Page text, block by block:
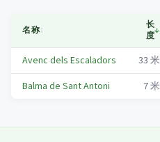
名称↕
长
度↓
Avenc dels Escaladors 33 米
Balma de Sant Antoni
7米